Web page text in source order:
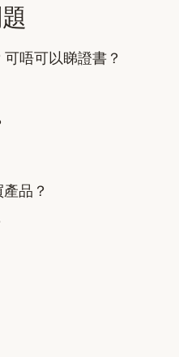
唔可以睇證書？
品？